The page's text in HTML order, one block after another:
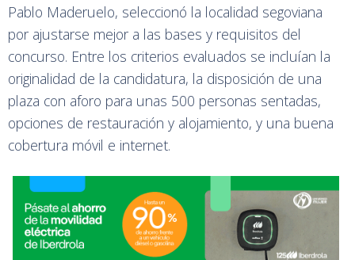
Pablo Maderuelo, seleccionó la localidad segoviana
por ajustarse mejor a las bases y requisitos del
concurso. Entre los criterios evaluados se incluían la
originalidad de la candidatura, la disposición de una
plaza con aforo para unas 500 personas sentadas,
opciones de restauración y alojamiento, y una buena
cobertura móvil e internet.